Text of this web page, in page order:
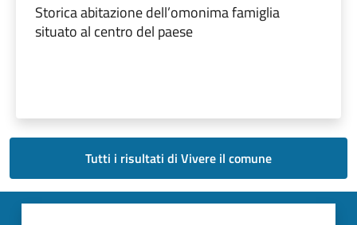
Storica abitazione dell’omonima famiglia
situato al centro del paese
Tutti i risultati di Vivere il comune